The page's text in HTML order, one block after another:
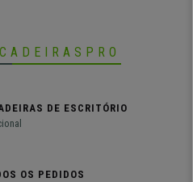
CADEIRASPRO
DE ESCRITÓRIO
OS PEDIDOS